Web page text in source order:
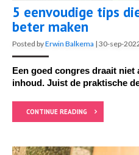
5 eenvoudige tips
beter maken
Posted byErwin Balkema | 30-sep-
Een goed congres draait niet
inhoud. Juist de praktische
CONTINUE READING